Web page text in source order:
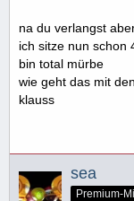
na du verlangst
ich sitze nun schon
bin total mürbe
wie geht das mit
klauss
sea
Premium-